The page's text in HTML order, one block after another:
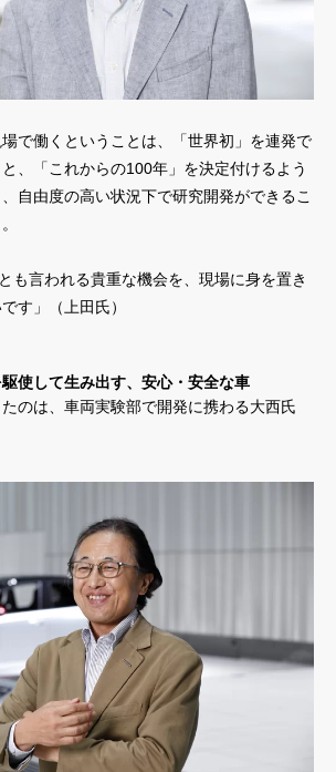
で働くということは、「世界初」を連発で
、「これからの100年」を決定付けるよう
自由度の高い状況下で研究開発ができるこ
も言われる貴重な機会を、現場に身を置き
す」（上田氏）
使して生み出す、安心・安全な車
のは、車両実験部で開発に携わる大西氏